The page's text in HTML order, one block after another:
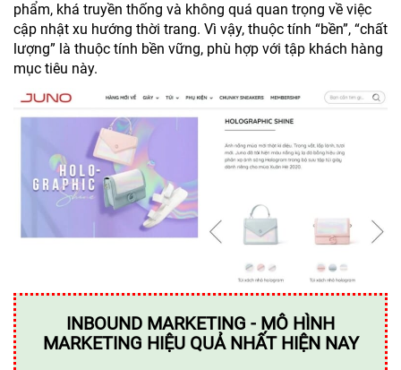
phẩm, khá truyền thống và không quá quan trọng về việc
cập nhật xu hướng thời trang. Vì vậy, thuộc tính “bền”, “chất
lượng” là thuộc tính bền vững, phù hợp với tập khách hàng
mục tiêu này.
INBOUND MARKETING - MÔ HÌNH
MARKETING HIỆU QUẢ NHẤT HIỆN NAY